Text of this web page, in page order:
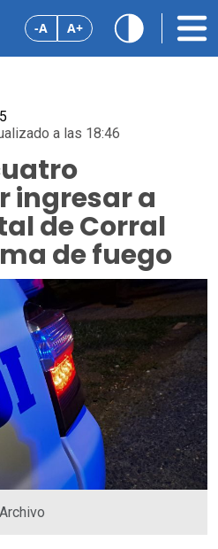
-A A+
a las 18:46
ingresar a
de Corral
de fuego